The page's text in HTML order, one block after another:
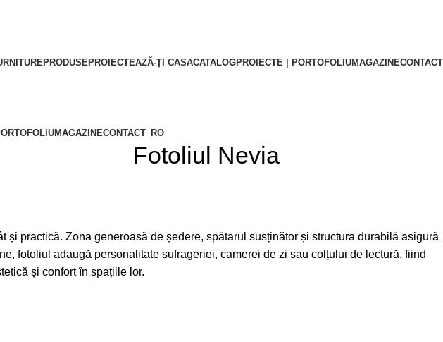
PRODUSEPROIECTEAZĂ-ȚI CASACATALOGPROIECTE | PORTOFOLIUMAGAZINECONTACT
MAGAZINECONTACT RO
Fotoliul Nevia
practică. Zona generoasă de ședere, spătarul susținător și structura durabilă asigură
fotoliul adaugă personalitate sufrageriei, camerei de zi sau colțului de lectură, fiind
și confort în spațiile lor.